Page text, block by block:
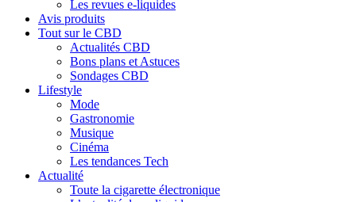
Les revues e-liquides
Avis produits
Tout sur le CBD
Actualités CBD
Bons plans et Astuces
Sondages CBD
Lifestyle
Mode
Gastronomie
Musique
Cinéma
Les tendances Tech
Actualité
Toute la cigarette électronique